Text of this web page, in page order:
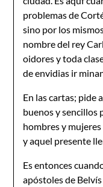
problemas de
sino por los
nombre del rey
oidores y toda
de envidias ir
En las cartas; pide
buenos y sencillos
hombres y
y aquel presente
Es entonces
apóstoles de